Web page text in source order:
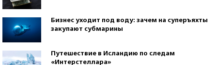
Бизнес уходит под воду: зачем на суперъяхты
закупают субмарины
Путешествие в Исландию по следам
«Интерстеллара»